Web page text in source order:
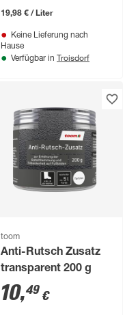
19,98 € / Liter
Keine Lieferung nach
Hause
Verfügbar in Troisdorf
toom
Anti-Rutsch Zusatz
transparent 200 g
10,49 €